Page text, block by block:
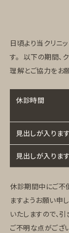
日頃より当クリニ
す。 以下の期間、
理解とご協力をお
休診時間
見出しが入ります
見出しが入ります
休診期間中にご不
ますようお願い申
いたしますので、
ご不明な点がござ